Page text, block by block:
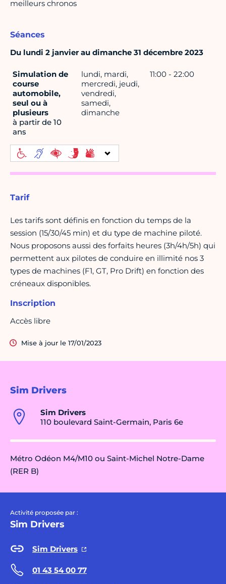
Sim Drivers
Sim Drivers
110 boulevard Saint-Germain, Paris 6e
Métro Odéon M4/M10 ou Saint-Michel Notre-Dame
(RER B)
Activité proposée par :
Sim Drivers
Sim Drivers
01 43 54 00 77
meilleurs chronos
Séances
Du lundi 2 janvier au dimanche 31 décembre 2023
Simulation de
course
automobile,
seul ou à
plusieurs
à partir de 10
ans
lundi, mardi,
mercredi, jeudi,
vendredi,
samedi,
dimanche
11:00 - 22:00
Tarif
Les tarifs sont définis en fonction du temps de la
session (15/30/45 min) et du type de machine piloté.
Nous proposons aussi des forfaits heures (3h/4h/5h) qui
permettent aux pilotes de conduire en illimité nos 3
types de machines (F1, GT, Pro Drift) en fonction des
créneaux disponibles.
Inscription
Accès libre
Mise à jour le 17/01/2023